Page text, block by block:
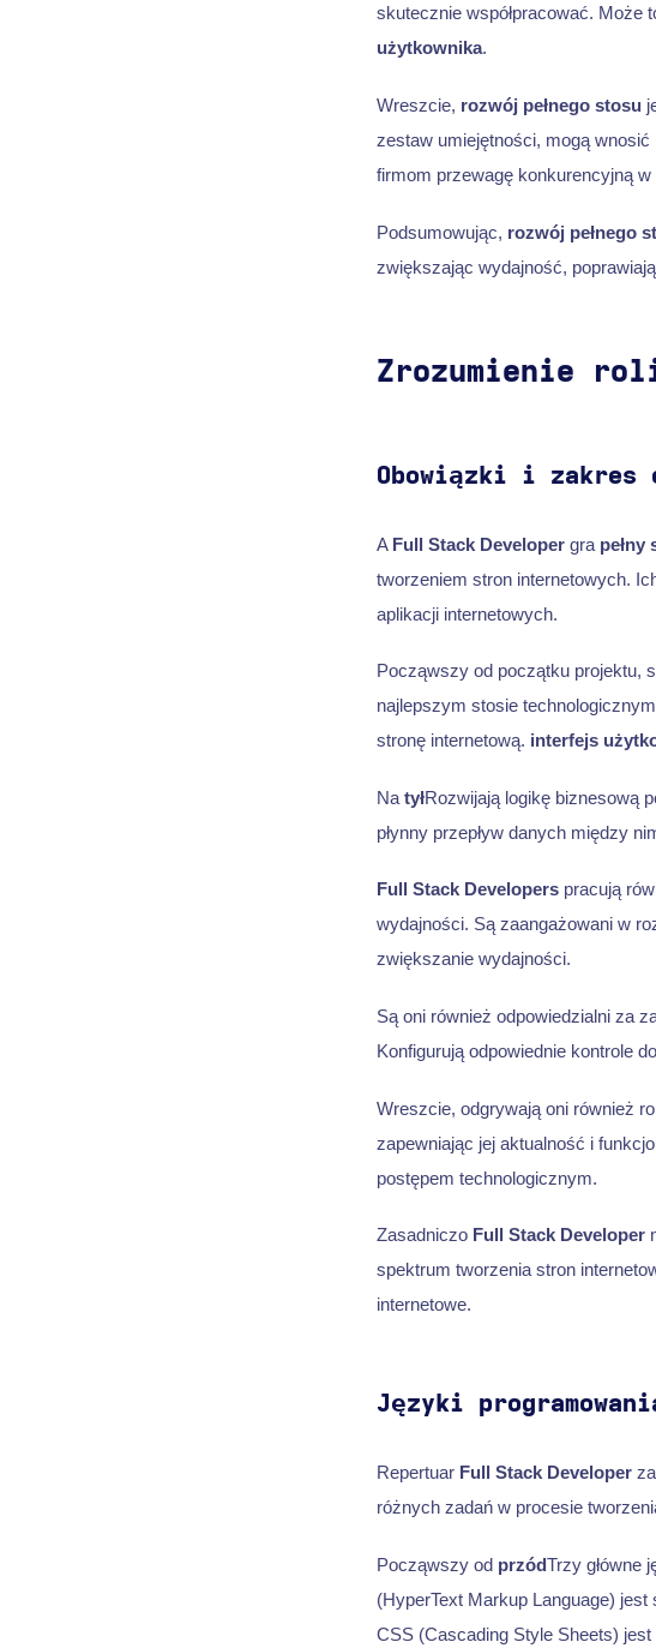
skutecznie współpracować. Może
użytkownika.
Wreszcie, rozwój pełnego stosu
zestaw umiejętności, mogą
firmom przewagę konkurencyjną
Podsumowując, rozwój pełnego
zwiększając wydajność,
Zrozumienie
Obowiązki i zakres
A Full Stack Developergra pełny
tworzeniem stron internetowych.
aplikacji internetowych.
Począwszy od początku projektu,
najlepszym stosie
stronę internetową. interfejs
Na tyłRozwijają logikę biznesową
płynny przepływ danych między
Full Stack Developerspracują
wydajności. Są zaangażowani w
zwiększanie wydajności.
Są oni również odpowiedzialni za
Konfigurują odpowiednie kontrole
Wreszcie, odgrywają oni również
zapewniając jej aktualność i
postępem technologicznym.
Zasadniczo Full Stack Developer
spektrum tworzenia stron
internetowe.
Języki
Repertuar Full Stack Developer
różnych zadań w procesie
Począwszy od przódTrzy główne
(HyperText Markup Language)
CSS (Cascading Style Sheets)